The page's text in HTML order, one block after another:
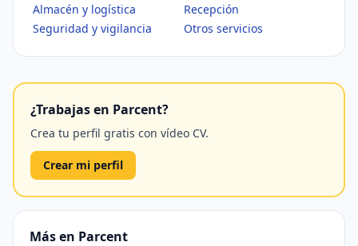
Almacén y logística
Recepción
Seguridad y vigilancia
Otros servicios
¿Trabajas en Parcent?
Crea tu perfil gratis con vídeo CV.
Crear mi perfil
Más en Parcent